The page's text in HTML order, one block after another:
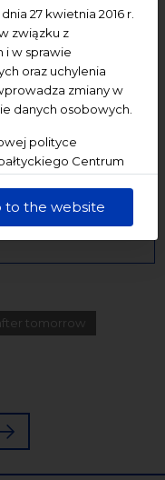
27 kwietnia 2016 r.
związku z
i w sprawie
oraz uchylenia
zmiany w
danych osobowych.
polityce
Centrum
z należytą
to the website
oprowadzanie
wydarzenia płatne
zewnętrzne
Wykład
Edukacja
tomorrow